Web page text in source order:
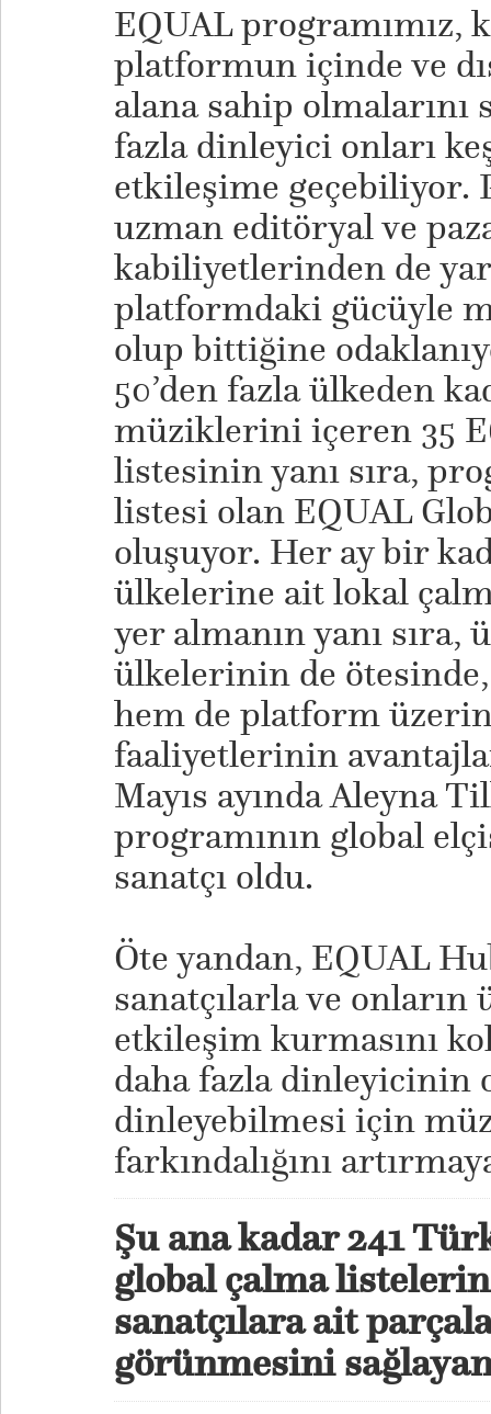
EQUAL
platformun içinde ve
alana sahip olmalarını
fazla dinleyici onları
etkileşime geçebiliyor.
uzman editöryal ve
kabiliyetlerinden de
platformdaki gücüyle
olup bittiğine
50’den fazla ülkeden
müziklerini içeren 35
listesinin yanı sıra,
listesi olan EQUAL
oluşuyor. Her ay bir
ülkelerine ait lokal
yer almanın yanı sıra,
ülkelerinin de
hem de platform
faaliyetlerinin
Mayıs ayında Aleyna
programının global
sanatçı oldu.
​Öte yandan, EQUAL
sanatçılarla ve
etkileşim kurmasını
daha fazla dinleyicinin
dinleyebilmesi için
farkındalığını
Şu ana kadar 241
global çalma
sanatçılara ait
görünmesini